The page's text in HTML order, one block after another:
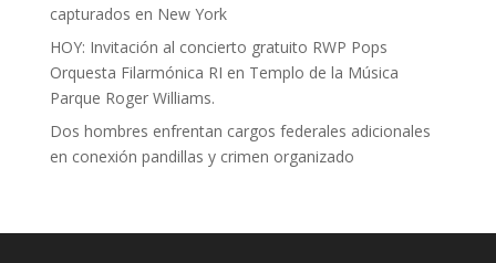
capturados en New York
HOY: Invitación al concierto gratuito RWP Pops
Orquesta Filarmónica RI en Templo de la Música
Parque Roger Williams.
Dos hombres enfrentan cargos federales adicionales
en conexión pandillas y crimen organizado